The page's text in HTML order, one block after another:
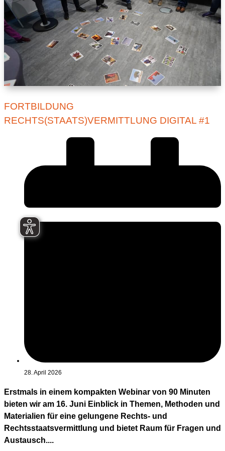
FORTBILDUNG
RECHTS(STAATS)VERMITTLUNG DIGITAL #1
28. April 2026
Erstmals in einem kompakten Webinar von 90 Minuten
bieten wir am 16. Juni Einblick in Themen, Methoden und
Materialien für eine gelungene Rechts- und
Rechtsstaatsvermittlung und bietet Raum für Fragen und
Austausch....